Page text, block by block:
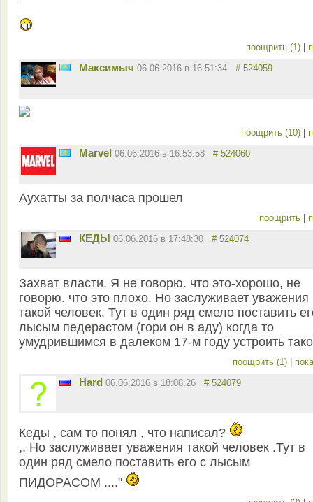
поощрить (1)
Максимыч 06.06.2016 в 16:51:34 # 524059
поощрить (10)
Marvel 06.06.2016 в 16:53:58 # 524060
Аухатты за полчаса прошел
поощрить
КЕДЫ 06.06.2016 в 17:48:30 # 524074
Захват власти. Я не говорю. что это-хорошо, не
говорю. что это плохо. Но заслуживает уважения
такой человек. Тут в один ряд смело поставить
лысым педерастом (гори он в аду) когда то
умудрившимся в далеком 17-м году устроить
поощрить (1)
Hard 06.06.2016 в 18:08:26 # 524079
Кеды , сам то понял , что написал?
,, Но заслуживает уважения такой человек .Тут в
один ряд смело поставить его с лысым
ПИДОРАСОМ ...."